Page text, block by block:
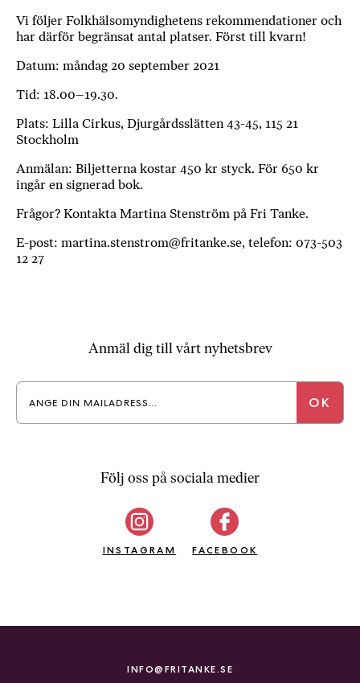
Vi följer Folkhälsomyndighetens rekommendationer och
har därför begränsat antal platser. Först till kvarn!
Datum: måndag 20 september 2021
Tid: 18.00–19.30.
Plats: Lilla Cirkus, Djurgårdsslätten 43-45, 115 21
Stockholm
Anmälan: Biljetterna kostar 450 kr styck. För 650 kr
ingår en signerad bok.
Frågor? Kontakta Martina Stenström på Fri Tanke.
E-post: martina.stenstrom@fritanke.se, telefon: 073-503
12 27
Anmäl dig till vårt nyhetsbrev
Följ oss på sociala medier
INSTAGRAM FACEBOOK
INFO@FRITANKE.SE